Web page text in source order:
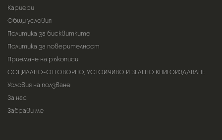
Кариери
Общи условия
Политика за бисквитките
Политика за поверителност
Приемане на ръкописи
СОЦИАЛНО-ОТГОВОРНО, УСТОЙЧИВО И ЗЕЛЕНО КНИГОИЗДАВАНЕ
Условия на ползване
За нас
Забрави ме